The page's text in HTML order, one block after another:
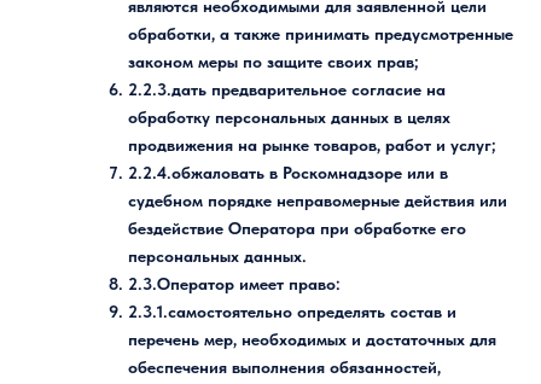
являются необходимыми для заявленной цели
обработки, а также принимать предусмотренные
законом меры по защите своих прав;
2.2.3.дать предварительное согласие на
обработку персональных данных в целях
продвижения на рынке товаров, работ и услуг;
2.2.4.обжаловать в Роскомнадзоре или в
судебном порядке неправомерные действия или
бездействие Оператора при обработке его
персональных данных.
2.3.Оператор имеет право:
2.3.1.самостоятельно определять состав и
перечень мер, необходимых и достаточных для
обеспечения выполнения обязанностей,